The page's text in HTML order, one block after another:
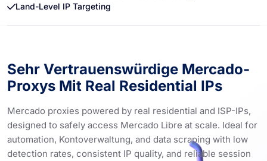
Land-Level IP Targeting
Sehr Vertrauenswürdige Mercado-
Proxys Mit Real Residential IPs
Mercado proxies powered by real residential and ISP-IPs,
designed to safely access Mercado Libre at scale. Ideal for
automation, Kontoverwaltung, and data scraping with low
detection rates, consistent IP quality, and reliable session